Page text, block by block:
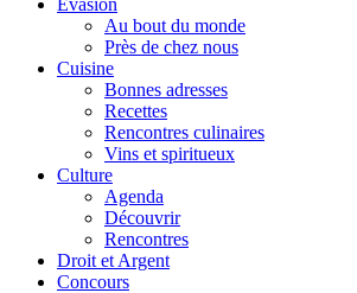
Évasion
Au bout du monde
Près de chez nous
Cuisine
Bonnes adresses
Recettes
Rencontres culinaires
Vins et spiritueux
Culture
Agenda
Découvrir
Rencontres
Droit et Argent
Concours